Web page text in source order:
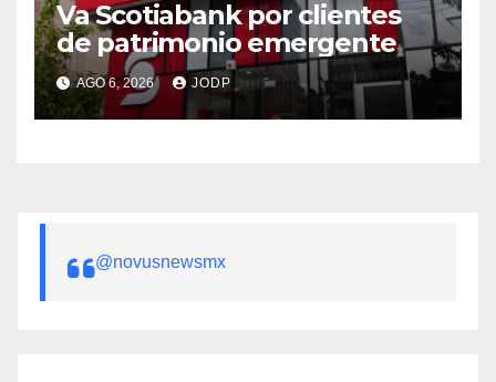
Va Scotiabank por clientes
de patrimonio emergente
AGO 6, 2026 JODP
@novusnewsmx